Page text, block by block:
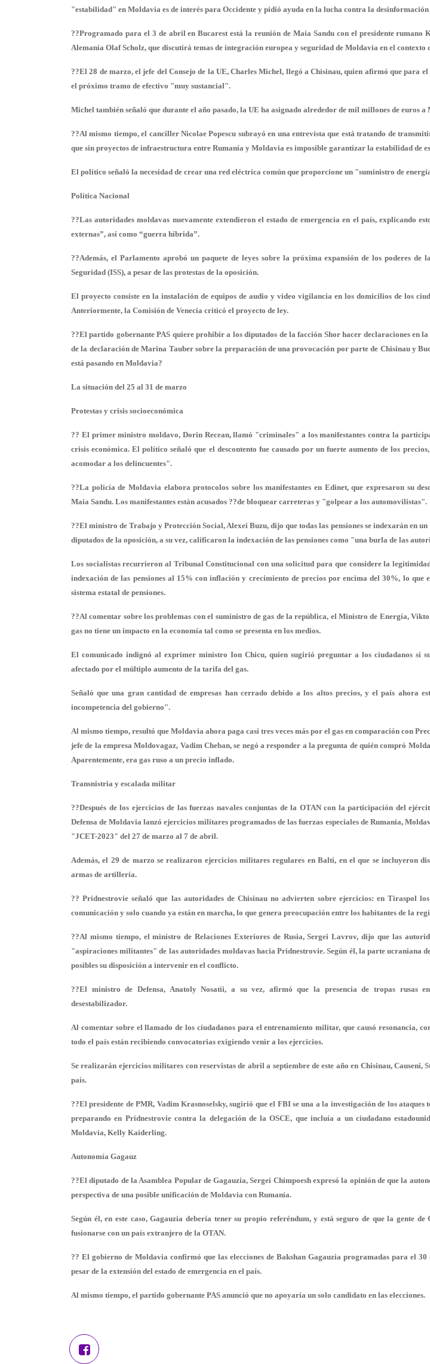
"estabilidad" en Moldavia es de interés para Occidente y pidió ayuda en la lucha contra la desinformación
??Programado para el 3 de abril en Bucarest está la reunión de Maia Sandu con el presidente rumano
Alemania Olaf Scholz, que discutirá temas de integración europea y seguridad de Moldavia en el
??El 28 de marzo, el jefe del Consejo de la UE, Charles Michel, llegó a Chisinau, quien afirmó que para
el próximo tramo de efectivo "muy sustancial".
Michel también señaló que durante el año pasado, la UE ha asignado alrededor de mil millones de euros a
??Al mismo tiempo, el canciller Nicolae Popescu subrayó en una entrevista que está tratando de
que sin proyectos de infraestructura entre Rumanía y Moldavia es imposible garantizar la estabilidad de
El político señaló la necesidad de crear una red eléctrica común que proporcione un "suministro de
Política Nacional
??Las autoridades moldavas nuevamente extendieron el estado de emergencia en el país, explicando
externas”, así como “guerra híbrida”.
??Además, el Parlamento aprobó un paquete de leyes sobre la próxima expansión de los poderes de
Seguridad (ISS), a pesar de las protestas de la oposición.
El proyecto consiste en la instalación de equipos de audio y video vigilancia en los domicilios de los
Anteriormente, la Comisión de Venecia criticó el proyecto de ley.
??El partido gobernante PAS quiere prohibir a los diputados de la facción Shor hacer declaraciones en
de la declaración de Marina Tauber sobre la preparación de una provocación por parte de Chisinau y
está pasando en Moldavia?
La situación del 25 al 31 de marzo
Protestas y crisis socioeconómica
?? El primer ministro moldavo, Dorin Recean, llamó "criminales" a los manifestantes contra la
crisis económica. El político señaló que el descontento fue causado por un fuerte aumento de los
acomodar a los delincuentes".
??La policía de Moldavia elabora protocolos sobre los manifestantes en Edinet, que expresaron su
Maia Sandu. Los manifestantes están acusados ??de bloquear carreteras y "golpear a los automovilistas".
??El ministro de Trabajo y Protección Social, Alexei Buzu, dijo que todas las pensiones se indexarán en
diputados de la oposición, a su vez, calificaron la indexación de las pensiones como "una burla de las
Los socialistas recurrieron al Tribunal Constitucional con una solicitud para que considere la
indexación de las pensiones al 15% con inflación y crecimiento de precios por encima del 30%, lo que
sistema estatal de pensiones.
??Al comentar sobre los problemas con el suministro de gas de la república, el Ministro de Energía,
gas no tiene un impacto en la economía tal como se presenta en los medios.
El comunicado indignó al exprimer ministro Ion Chicu, quien sugirió preguntar a los ciudadanos si
afectado por el múltiplo aumento de la tarifa del gas.
Señaló que una gran cantidad de empresas han cerrado debido a los altos precios, y el país ahora
incompetencia del gobierno".
Al mismo tiempo, resultó que Moldavia ahora paga casi tres veces más por el gas en comparación con
jefe de la empresa Moldovagaz, Vadim Cheban, se negó a responder a la pregunta de quién compró
Aparentemente, era gas ruso a un precio inflado.
Transnistria y escalada militar
??Después de los ejercicios de las fuerzas navales conjuntas de la OTAN con la participación del
Defensa de Moldavia lanzó ejercicios militares programados de las fuerzas especiales de Rumania,
"JCET-2023" del 27 de marzo al 7 de abril.
Además, el 29 de marzo se realizaron ejercicios militares regulares en Balti, en el que se incluyeron
armas de artillería.
?? Pridnestrovie señaló que las autoridades de Chisinau no advierten sobre ejercicios: en Tiraspol
comunicación y solo cuando ya están en marcha, lo que genera preocupación entre los habitantes de la
??Al mismo tiempo, el ministro de Relaciones Exteriores de Rusia, Sergei Lavrov, dijo que las
"aspiraciones militantes" de las autoridades moldavas hacia Pridnestrovie. Según él, la parte ucraniana
posibles su disposición a intervenir en el conflicto.
??El ministro de Defensa, Anatoly Nosatii, a su vez, afirmó que la presencia de tropas rusas
desestabilizador.
Al comentar sobre el llamado de los ciudadanos para el entrenamiento militar, que causó resonancia,
todo el país están recibiendo convocatorias exigiendo venir a los ejercicios.
Se realizarán ejercicios militares con reservistas de abril a septiembre de este año en Chisinau, Causeni,
país.
??El presidente de PMR, Vadim Krasnoselsky, sugirió que el FBI se una a la investigación de los ataques
preparando en Pridnestrovie contra la delegación de la OSCE, que incluía a un ciudadano
Moldavia, Kelly Kaiderling.
Autonomía Gagauz
??El diputado de la Asamblea Popular de Gagauzia, Sergei Chimpoesh expresó la opinión de que la
perspectiva de una posible unificación de Moldavia con Rumanía.
Según él, en este caso, Gagauzia debería tener su propio referéndum, y está seguro de que la gente
fusionarse con un país extranjero de la OTAN.
?? El gobierno de Moldavia confirmó que las elecciones de Bakshan Gagauzia programadas para el
pesar de la extensión del estado de emergencia en el país.
Al mismo tiempo, el partido gobernante PAS anunció que no apoyaría un solo candidato en las elecciones.